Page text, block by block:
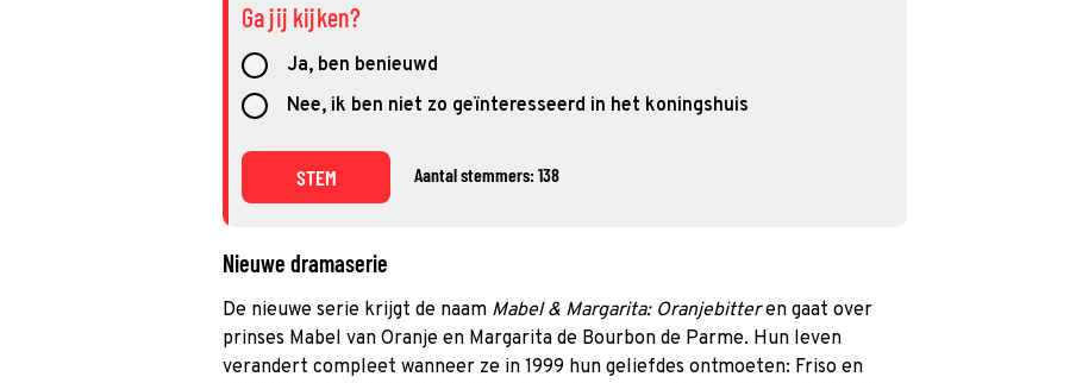
Ga jij kijken?
Ja, ben benieuwd
Nee, ik ben niet zo geïnteresseerd in het koningshuis
STEM Aantal stemmers: 138
Nieuwe dramaserie
De nieuwe serie krijgt de naam Mabel & Margarita: Oranjebitteren gaat over
prinses Mabel van Oranje en Margarita de Bourbon de Parme. Hun leven
verandert compleet wanneer ze in 1999 hun geliefdes ontmoeten: Friso en